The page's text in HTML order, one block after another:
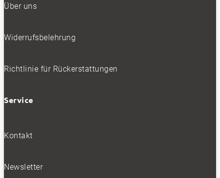
Erhalten Sie die neuesten News und Hinweise auf
Über uns
Widerrufsbelehrung
Richtlinie für Rückerstattungen
Service
Kontakt
Newsletter